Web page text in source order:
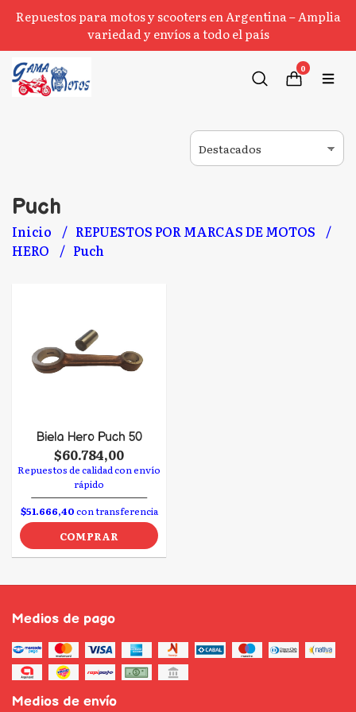
Repuestos para motos y scooters en Argentina – Amplia
variedad y envíos a todo el país
0
Puch
Inicio
REPUESTOS POR MARCAS DE MOTOS
HERO
Puch
Biela Hero Puch 50
$60.784,00
Repuestos de calidad con envío
rápido
$51.666,40con transferencia
COMPRAR
Medios de pago
Medios de envío